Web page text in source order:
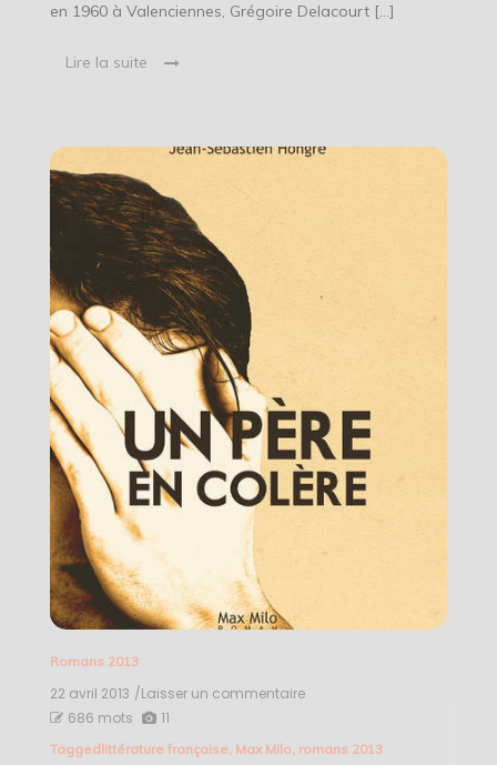
en 1960 à Valenciennes, Grégoire Delacourt […]
Lire la suite
Romans 2013
22 avril 2013 /Laisser un commentaireon
en
686 mots 11
Taggedlittérature française, Max Milo, romans 2013